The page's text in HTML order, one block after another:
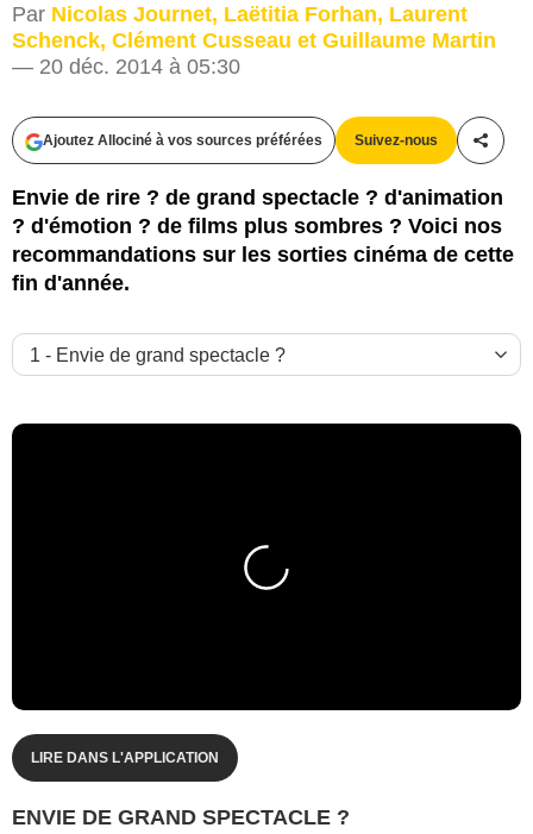
Par Nicolas Journet, Laëtitia Forhan, Laurent
Schenck, Clément Cusseau et Guillaume Martin
— 20 déc. 2014 à 05:30
Ajoutez Allociné à vos sources préférées Suivez-nous
Envie de rire ? de grand spectacle ? d'animation
? d'émotion ? de films plus sombres ? Voici nos
recommandations sur les sorties cinéma de cette
fin d'année.
LIRE DANS L'APPLICATION
ENVIE DE GRAND SPECTACLE ?